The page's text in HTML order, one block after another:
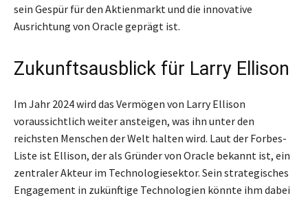
sein Gespür für den Aktienmarkt und die innovative
Ausrichtung von Oracle geprägt ist.
Zukunftsausblick für Larry Ellison
Im Jahr 2024 wird das Vermögen von Larry Ellison
voraussichtlich weiter ansteigen, was ihn unter den
reichsten Menschen der Welt halten wird. Laut der Forbes-
Liste ist Ellison, der als Gründer von Oracle bekannt ist, ein
zentraler Akteur im Technologiesektor. Sein strategisches
Engagement in zukünftige Technologien könnte ihm dabei